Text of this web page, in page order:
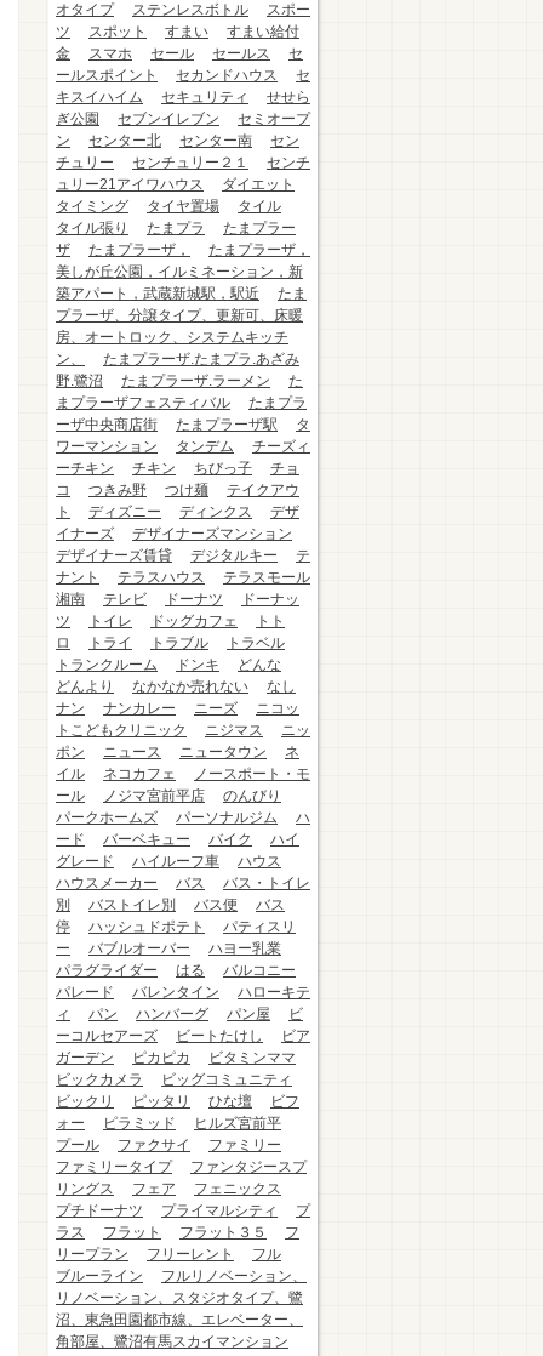
オタイプ
ステンレスボトル
スポー
ツ
スポット すまい
すまい給付
金
スマホ セール セールス
セ
ールスポイント
セカンドハウス
セ
キスイハイム
セキュリティ
せせら
ぎ公園
セブンイレブン
セミオープ
ン
センター北 センター南
セン
チュリー
センチュリー２１
センチ
ュリー21アイワハウス
ダイエット
タイミング
タイヤ置場
タイル
タイル張り
たまプラ
たまプラー
ザ
たまプラーザ，
たまプラーザ，
美しが丘公園，イルミネーション，新
築アパート，武蔵新城駅，駅近
たま
プラーザ、分譲タイプ、更新可、床暖
房、オートロック、システムキッチ
ン、
たまプラーザ.たまプラ.あざみ
野.鷺沼
たまプラーザ.ラーメン
た
まプラーザフェスティバル
たまプラ
ーザ中央商店街
たまプラーザ駅
タ
ワーマンション
タンデム
チーズィ
ーチキン
チキン ちびっ子
チョ
コ
つきみ野 つけ麺
テイクアウ
ト
ディズニー ディンクス
デザ
イナーズ
デザイナーズマンション
デザイナーズ賃貸
デジタルキー
テ
ナント
テラスハウス
テラスモール
湘南
テレビ ドーナツ
ドーナッ
ツ
トイレ ドッグカフェ
トト
ロ
トライ トラブル
トラベル
トランクルーム
ドンキ
どんな
どんより
なかなか売れない
なし
ナン
ナンカレー ニーズ
ニコッ
トこどもクリニック
ニジマス
ニッ
ポン
ニュース ニュータウン
ネ
イル
ネコカフェ
ノースポート・モ
ール
ノジマ宮前平店
のんびり
パークホームズ
パーソナルジム
ハ
ード
バーベキュー バイク
ハイ
グレード
ハイルーフ車
ハウス
ハウスメーカー
バス
バス・トイレ
別
バストイレ別 バス便
バス
停
ハッシュドポテト
パティスリ
ー
バブルオーバー
ハヨー乳業
パラグライダー
はる
バルコニー
パレード
バレンタイン
ハローキテ
ィ
パン ハンバーグ パン屋
ビ
ーコルセアーズ
ビートたけし
ビア
ガーデン
ピカピカ
ビタミンママ
ビックカメラ
ビッグコミュニティ
ビックリ
ピッタリ ひな壇
ビフ
ォー
ピラミッド
ヒルズ宮前平
プール
ファクサイ
ファミリー
ファミリータイプ
ファンタジースプ
リングス
フェア
フェニックス
プチドーナツ
プライマルシティ
プ
ラス
フラット フラット３５
フ
リープラン
フリーレント
フル
ブルーライン
フルリノベーション、
リノベーション、スタジオタイプ、鷺
沼、東急田園都市線、エレベーター、
角部屋、鷺沼有馬スカイマンション